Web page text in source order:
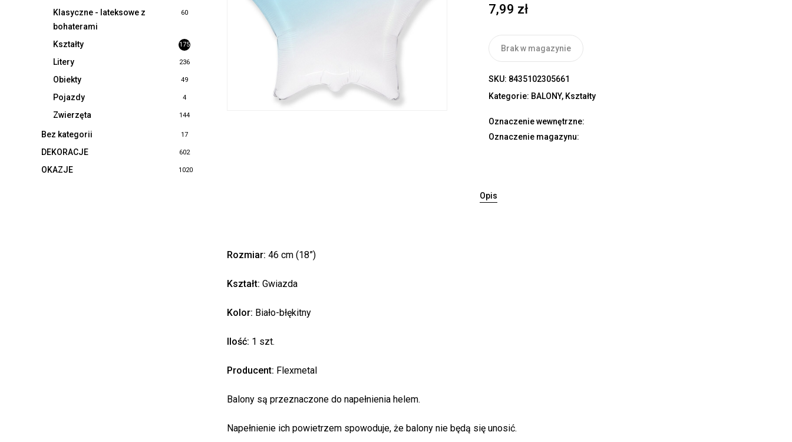
Klasyczne - lateksowe z
bohaterami
60
Kształty 175
Litery 236
Obiekty 49
Pojazdy 4
Zwierzęta 144
Bez kategorii 17
DEKORACJE 602
OKAZJE 1020
7,99 zł
Brak w magazynie
SKU: 8435102305661
Kategorie: BALONY, Kształty
Oznaczenie wewnętrzne:
Oznaczenie magazynu:
Opis
Rozmiar: 46 cm (18”)
Kształt: Gwiazda
Kolor: Biało-błękitny
Ilość: 1 szt.
Producent: Flexmetal
Balony są przeznaczone do napełnienia helem.
Napełnienie ich powietrzem spowoduje, że balony nie będą się unosić.